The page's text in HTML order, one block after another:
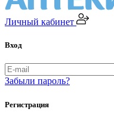
Личный кабинет
Вход
Забыли пароль?
Регистрация